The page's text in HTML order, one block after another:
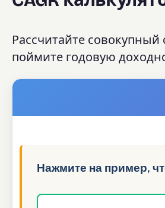
Рассчитайте
поймите годовую
Нажмите на пример,